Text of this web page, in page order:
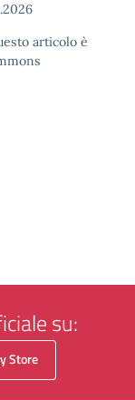
articolo è
su:
Store